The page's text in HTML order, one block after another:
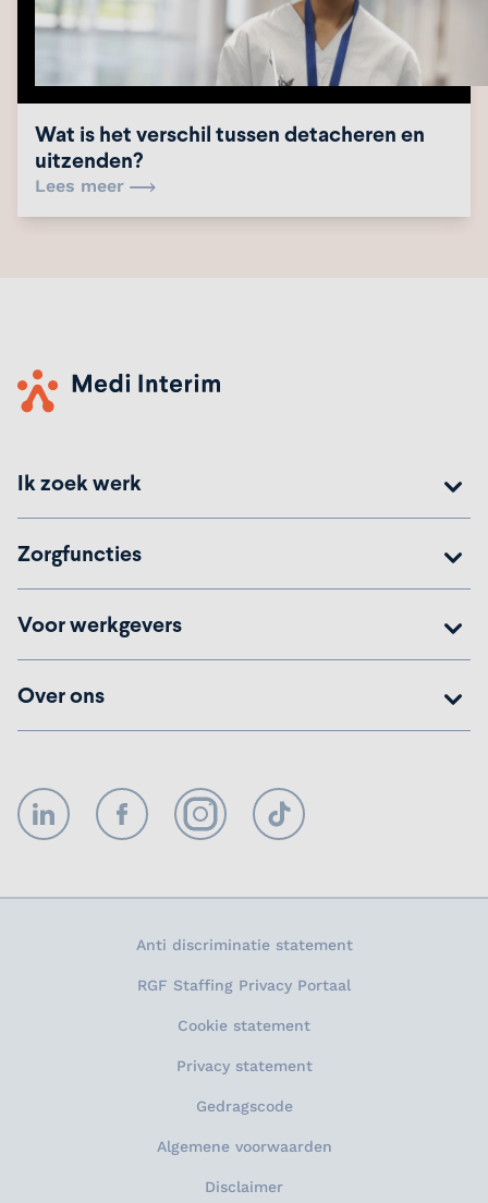
Wat is het verschil tussen detacheren en
uitzenden?
Lees meer
Ik zoek werk
Zorgfuncties
Voor werkgevers
Over ons
LinkedIn FacebookInstagramTikTok
Anti discriminatie statement
RGF Staffing Privacy Portaal
Cookie statement
Privacy statement
Gedragscode
Algemene voorwaarden
Disclaimer